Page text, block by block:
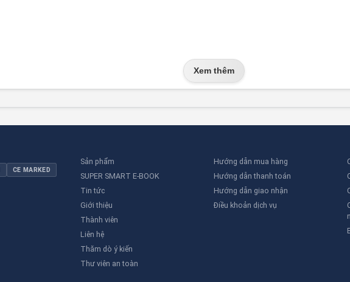
Xem thêm
CE MARKED
Sản phẩm
SUPER SMART E-BOOK
Tin tức
Giới thiệu
Thành viên
Liên hệ
Thăm dò ý kiến
Thư viên an toàn
Hướng dẫn mua hàng
Hướng dẫn thanh toán
Hướng dẫn giao nhận
Điều khoản dịch vụ